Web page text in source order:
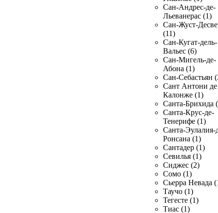
Сан-Андрес-де-
Льеванерас (1)
Сан-Жуст-
(11)
Сан-Кугат-дель-
Вальес (6)
Сан-Мигель-де-
Абона (1)
Сан-Себастьян
Сант Антони де
Калонже (1)
Санта-Брихида
Санта-Крус-де-
Тенерифе (1)
Санта-Эулалия-
Ронсана (1)
Сантадер (1)
Севилья (1)
Сиджес (2)
Сомо (1)
Сьерра Невада
Таучо (1)
Тегесте (1)
Тиас (1)